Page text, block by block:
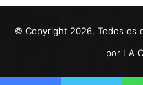
© Copyright 2026, Todos os
por LA